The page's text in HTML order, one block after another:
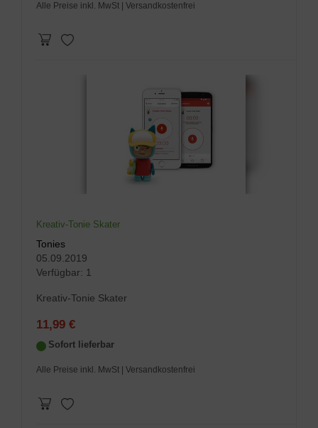
Alle Preise inkl. MwSt | Versandkostenfrei
Kreativ-Tonie Skater
Tonies
05.09.2019
Verfügbar: 1
Kreativ-Tonie Skater
11,99 €
Sofort lieferbar
Alle Preise inkl. MwSt | Versandkostenfrei